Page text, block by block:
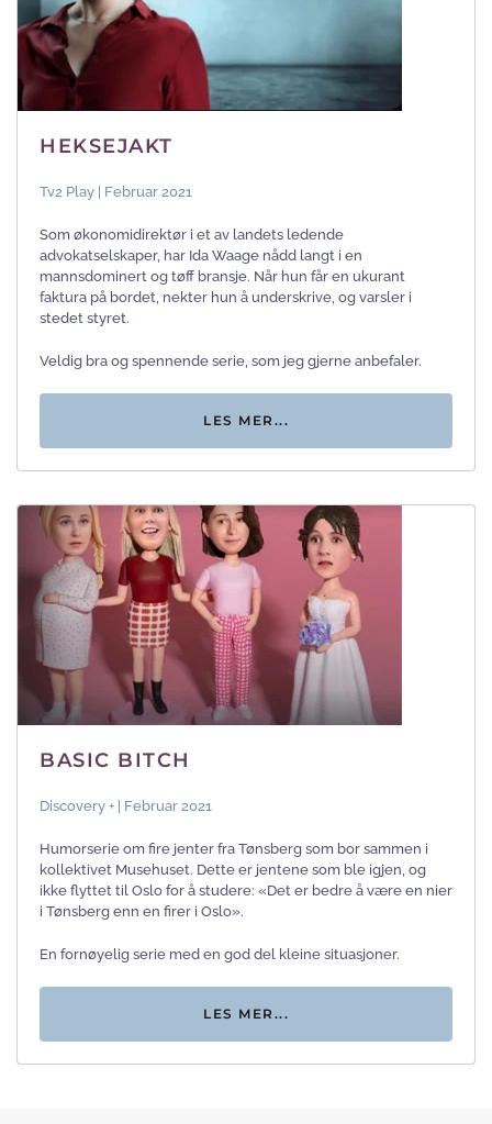
HEKSEJAKT
Tv2 Play | Februar 2021
Som økonomidirektør i et av landets ledende
advokatselskaper, har Ida Waage nådd langt i en
mannsdominert og tøff bransje. Når hun får en ukurant
faktura på bordet, nekter hun å underskrive, og varsler i
stedet styret.
Veldig bra og spennende serie, som jeg gjerne anbefaler.
LES MER...
BASIC BITCH
Discovery + | Februar 2021
Humorserie om fire jenter fra Tønsberg som bor sammen i
kollektivet Musehuset. Dette er jentene som ble igjen, og
ikke flyttet til Oslo for å studere: «Det er bedre å være en nier
i Tønsberg enn en firer i Oslo».
En fornøyelig serie med en god del kleine situasjoner.
LES MER...